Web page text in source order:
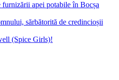
furnizării apei potabile în Bocșa
sărbătorită de credincioșii
(Spice Girls)!